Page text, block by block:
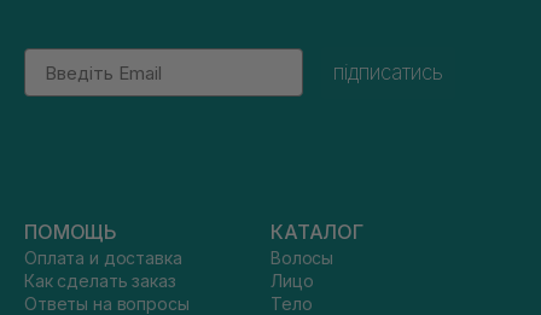
Email
підписатись
ПОМОЩЬ
Оплата и доставка
Как сделать заказ
Ответы на вопросы
КАТАЛОГ
Волосы
Лицо
Тело